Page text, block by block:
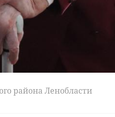
района Ленобласти